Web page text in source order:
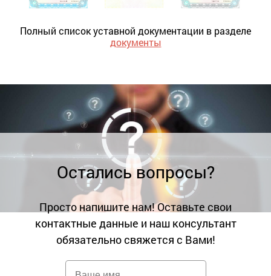
Полный список уставной документации в разделе
документы
Остались вопросы?
Просто напишите нам! Оставьте свои
контактные данные и наш консультант
обязательно свяжется с Вами!